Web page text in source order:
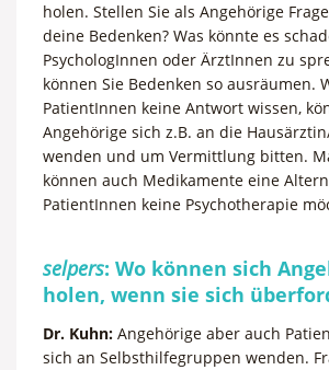
holen. Stellen Sie als Angehörige
deine Bedenken? Was könnte es
PsychologInnen oder ÄrztInnen zu
können Sie Bedenken so ausräumen.
PatientInnen keine Antwort wissen,
Angehörige sich z.B. an die
wenden und um Vermittlung bitten.
können auch Medikamente eine
PatientInnen keine Psychotherapie
selpers: Wo können sich
holen, wenn sie sich
Dr. Kuhn: Angehörige aber auch
sich an Selbsthilfegruppen wenden.